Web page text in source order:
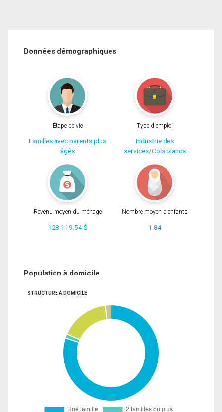
Données démographiques
Étape de vie
Familles avec parents plus
âgés
Type d'emploi
Industrie des
services/Cols blancs
Revenu moyen du ménage
128 119.54 $
Nombre moyen d'enfants
1.84
Population à domicile
STRUCTURE À DOMICILE